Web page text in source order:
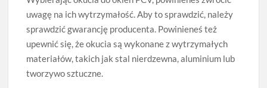
uwagę na ich wytrzymałość. Aby to sprawdzić, należy
sprawdzić gwarancję producenta. Powinieneś też
upewnić się, że okucia są wykonane z wytrzymałych
materiałów, takich jak stal nierdzewna, aluminium lub
tworzywo sztuczne.